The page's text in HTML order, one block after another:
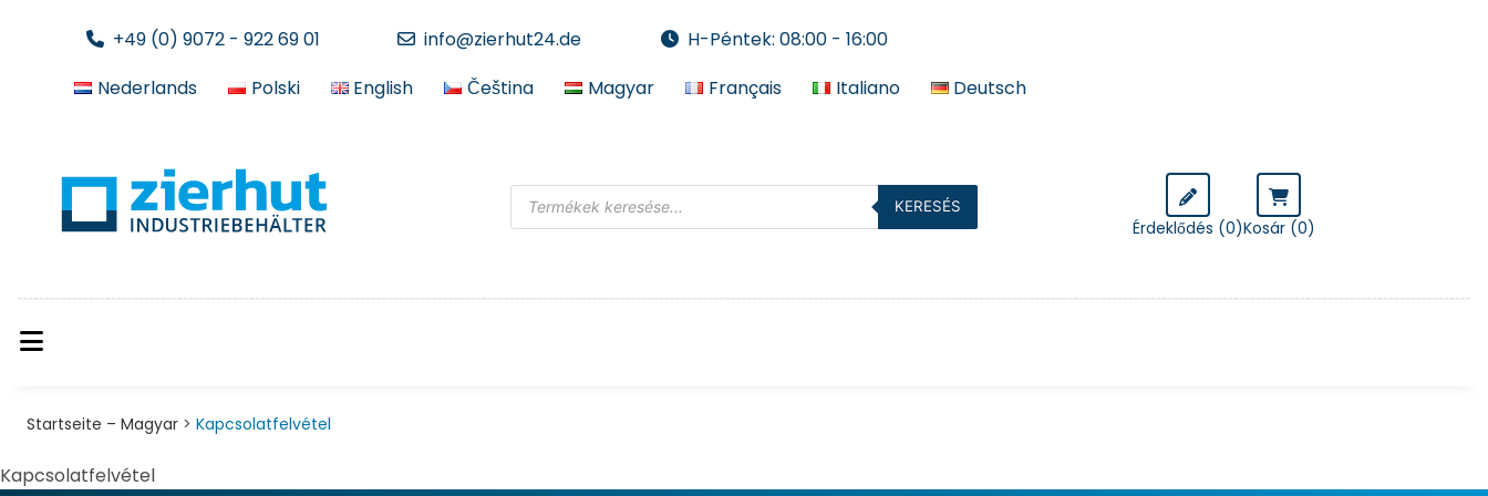
+49 (0) 9072 - 922 69 01 info@zierhut24.de
H-Péntek: 08:00 - 16:00
Nederlands
Polski English Čeština Magyar Français Italiano Deutsch
KERESÉS
Érdeklődés (0)Kosár (0)
Startseite – Magyar > Kapcsolatfelvétel​
Kapcsolatfelvétel​